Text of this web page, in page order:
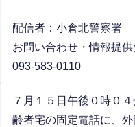
配信者：小倉北警察署
お問い合わせ・情報提供
093-583-0110
７月１５日午後０時０
齢者宅の固定電話に、